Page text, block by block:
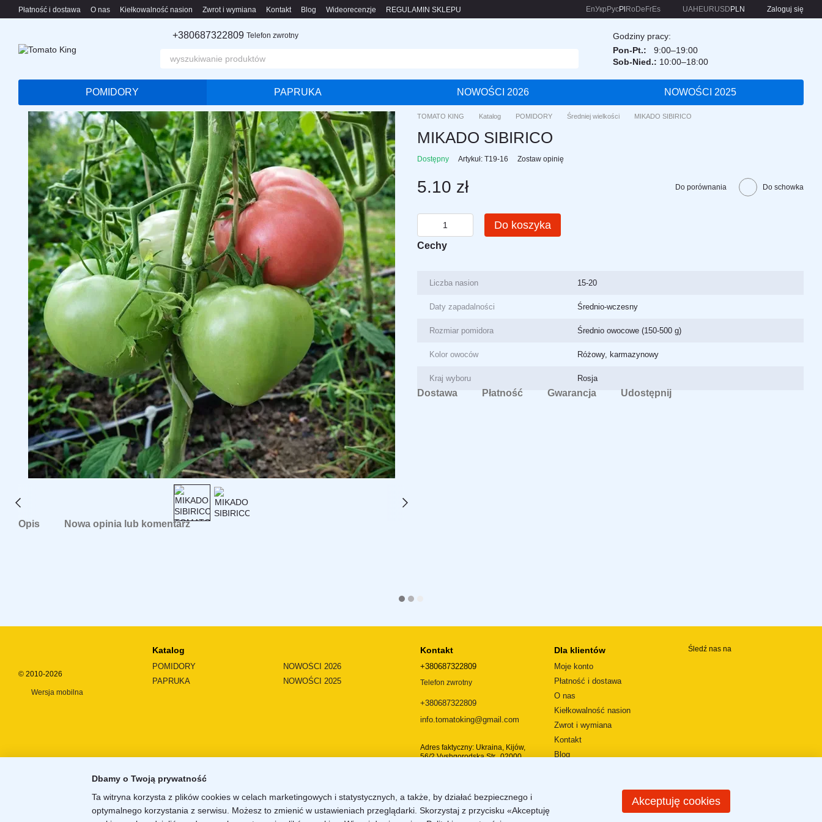
Przejdź do głównej treści
Płatność i dostawa O nas Kiełkowalność nasion Zwrot i wymiana Kontakt Blog Wideorecenzje REGULAMIN SKLEPU EnУкр РусPl Ro De FrEs UAH EURUSD PLN Zaloguj się
+380687322809 Telefon zwrotny
Godziny pracy:
Pon-Pt.:
9:00–19:00
Sob-Nied.: 10:00–18:00
POMIDORY PAPRUKA NOWOŚCI 2026 NOWOŚCI 2025
Opis Nowa opinia lub komentarz
TOMATO KING Katalog POMIDORY Średniej wielkości MIKADO SIBIRICO
MIKADO SIBIRICO
Dostępny Artykuł: T19-16 Zostaw opinię
5.10 zł Do porównania Do schowka
Do koszyka
Cechy
Liczba nasion 15-20
Daty zapadalności Średnio-wczesny
Rozmiar pomidora Średnio owocowe (150-500 g)
Kolor owoców Różowy, karmazynowy
Kraj wyboru Rosja
Dostawa Płatność Gwarancja Udostępnij
© 2010-2026
Wersja mobilna
Sklep internetowy zbudowany z
Katalog
POMIDORY
PAPRUKA
NOWOŚCI 2026
NOWOŚCI 2025
Kontakt
+380687322809
Telefon zwrotny
+380687322809
info.tomatoking@gmail.com
Adres faktyczny: Ukraina, Kijów,
56/2 Vyshgorodska Str., 02000
Dla klientów
Moje konto
Płatność i dostawa
O nas
Kiełkowalność nasion
Zwrot i wymiana
Kontakt
Blog
Śledź nas na
Dbamy o Twoją prywatność
Ta witryna korzysta z plików cookies w celach marketingowych i statystycznych, a także, by działać bezpiecznego i
optymalnego korzystania z serwisu. Możesz to zmienić w ustawieniach przeglądarki. Skorzystaj z przycisku «Akceptuję
Akceptuję cookies